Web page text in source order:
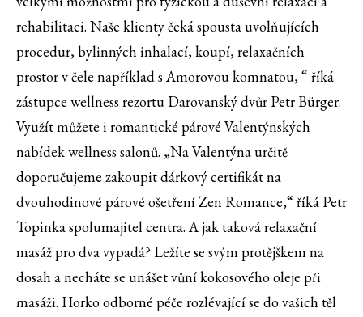
rehabilitaci. Naše klienty čeká spousta uvolňujících
procedur, bylinných inhalací, koupí, relaxačních
prostor v čele například s Amorovou komnatou, “ říká
zástupce wellness rezortu Darovanský dvůr Petr Bürger.
Využít můžete i romantické párové Valentýnských
nabídek wellness salonů. „Na Valentýna určitě
doporučujeme zakoupit dárkový certifikát na
dvouhodinové párové ošetření Zen Romance,“ říká Petr
Topinka spolumajitel centra. A jak taková relaxační
masáž pro dva vypadá? Ležíte se svým protějškem na
dosah a necháte se unášet vůní kokosového oleje při
masáži. Horko odborné péče rozlévající se do vašich těl